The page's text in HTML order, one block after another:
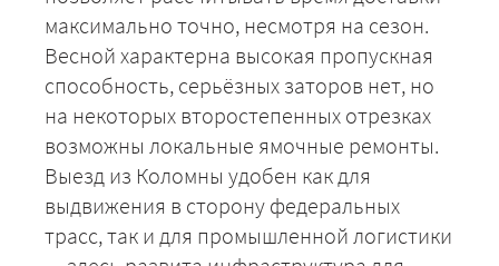
максимально точно, несмотря на сезон.
Весной характерна высокая пропускная
способность, серьёзных заторов нет, но
на некоторых второстепенных отрезках
возможны локальные ямочные ремонты.
Выезд из Коломны удобен как для
выдвижения в сторону федеральных
трасс, так и для промышленной логистики